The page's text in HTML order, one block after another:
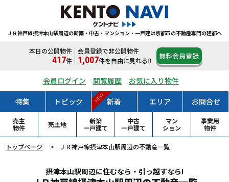
ＪＲ神戸線摂津本山駅周辺の新築・中古・マンション・一戸建は京都市の不動産専門の建都へ
本日の公開物件
417件
会員登録で非公開物件
1,007件を自由に見れる‼ 無料会員登録
会員ログイン 閲覧履歴 お気に入り物件
特集 トピック 新着
NEW エリア お問合せ
売主
物件
売土地
新築
一戸建て
中古
一戸建て
マン
ション
事業用
物件
トップページ ＪＲ神戸線摂津本山駅周辺の不動産一覧
摂津本山駅周辺に住むなら・引っ越すなら!